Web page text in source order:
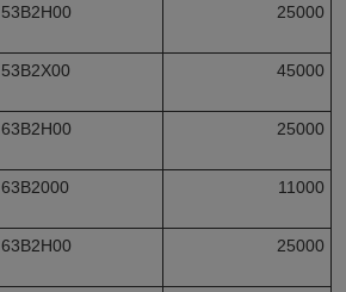
53B2H00 25000
53B2X00 45000
63B2H00 25000
63B2000 11000
63B2H00 25000